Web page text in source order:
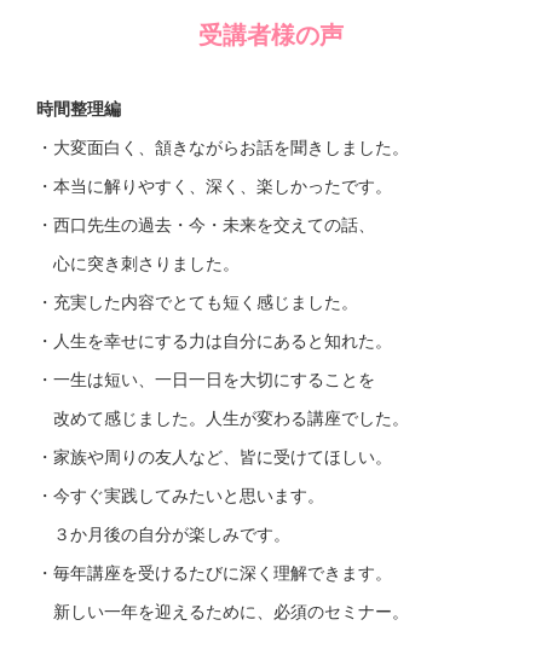
受講者様の声
時間整理編
・大変面白く、頷きながらお話を聞きしました。
・本当に解りやすく、深く、楽しかったです。
・西口先生の過去・今・未来を交えての話、
心に突き刺さりました。
・充実した内容でとても短く感じました。
・人生を幸せにする力は自分にあると知れた。
・一生は短い、一日一日を大切にすることを
改めて感じました。人生が変わる講座でした。
・家族や周りの友人など、皆に受けてほしい。
・今すぐ実践してみたいと思います。
３か月後の自分が楽しみです。
・毎年講座を受けるたびに深く理解できます。
新しい一年を迎えるために、必須のセミナー。